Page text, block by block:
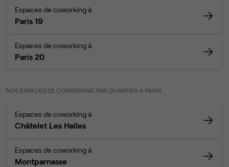
Espaces de coworking à
Paris 19
Espaces de coworking à
Paris 20
NOS ESPACES DE COWORKING PAR QUARTIER À PARIS
Espaces de coworking à
Châtelet Les Halles
Espaces de coworking à
Montparnasse